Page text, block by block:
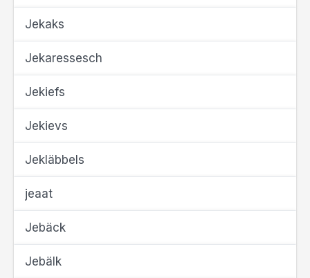
Jekaks
Jekaressesch
Jekiefs
Jekievs
Jekläbbels
jeaat
Jebäck
Jebälk